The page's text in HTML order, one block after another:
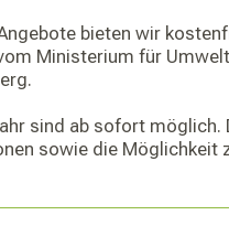
bieten wir
Ministerium für
sind ab sofort möglich.
sowie die Möglichkeit